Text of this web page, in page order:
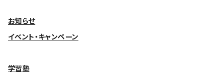
お知らせ
イベント・キャンペーン
学習塾